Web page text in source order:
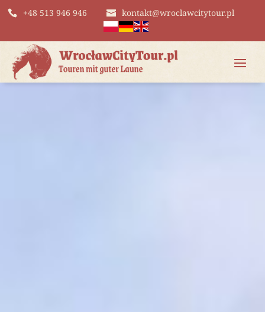
+48 513 946 946 kontakt@wroclawcitytour.pl